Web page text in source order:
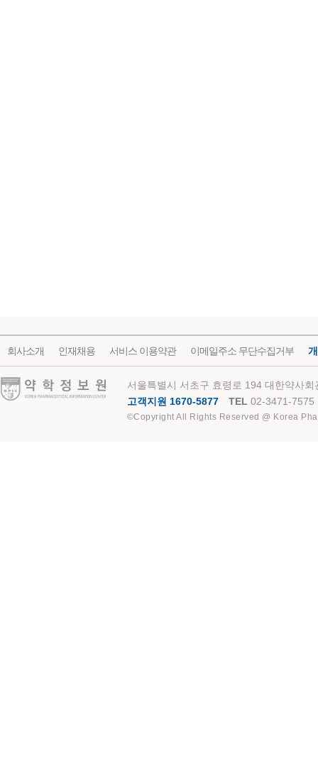
회사소개 인재채용 서비스 이용약관 이메일주소 무단수집거부
약학정보원
서울특별시 서초구 효령로 194 대한약사
고객지원 1670-5877
TEL 02-3471-7575
©Copyright All Rights Reserved @ Korea